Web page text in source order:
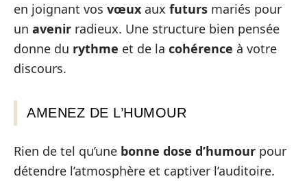
en joignant vos vœux aux futurs mariés pour
un avenir radieux. Une structure bien pensée
donne du rythme et de la cohérence à votre
discours.
AMENEZ DE L’HUMOUR
Rien de tel qu’une bonne dose d’humour pour
détendre l’atmosphère et captiver l’auditoire.